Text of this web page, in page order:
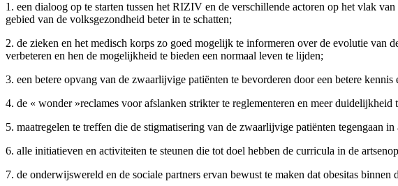
1. een dialoog op te starten tussen het RIZIV en de verschillende actoren op het vlak
gebied van de volksgezondheid beter in te schatten;
2. de zieken en het medisch korps zo goed mogelijk te informeren over de evolutie van
verbeteren en hen de mogelijkheid te bieden een normaal leven te lijden;
3. een betere opvang van de zwaarlijvige patiënten te bevorderen door een betere
4. de « wonder »reclames voor afslanken strikter te reglementeren en meer duidelijkheid
5. maatregelen te treffen die de stigmatisering van de zwaarlijvige patiënten tegengaan
6. alle initiatieven en activiteiten te steunen die tot doel hebben de curricula in de
7. de onderwijswereld en de sociale partners ervan bewust te maken dat obesitas